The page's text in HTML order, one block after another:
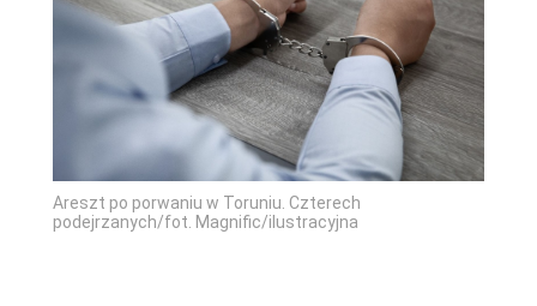
Areszt po porwaniu w Toruniu. Czterech
podejrzanych/fot. Magnific/ilustracyjna